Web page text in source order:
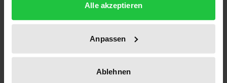
Alle akzeptieren
Anpassen
Ablehnen
sind Zugangsrestriktionen an den Grenzen mit
völker- und europarechtlichen Verpflichtungen
vereinbar? Können besondere Ereignisse wie
Massenzuströme oder eine Corona-Pandemie eine
Ausnahme von diesen Verpflichtungen